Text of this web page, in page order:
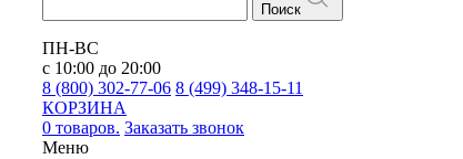
Поиск
ПН-ВС
с 10:00 до 20:00
8 (800) 302-77-06 8 (499) 348-15-11
КОРЗИНА
0 товаров. Заказать звонок
Меню